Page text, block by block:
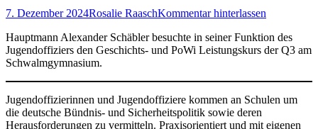
Posted
7. Dezember 2024Autor
Rosalie RaaschKommentar hinterlassen
Hauptmann Alexander Schäbler besuchte in seiner Funktion des
Jugendoffiziers den Geschichts- und PoWi Leistungskurs der Q3 am
Schwalmgymnasium.
Jugendoffizierinnen und Jugendoffiziere kommen an Schulen um
die deutsche Bündnis- und Sicherheitspolitik sowie deren
Herausforderungen zu vermitteln. Praxisorientiert und mit eigenen